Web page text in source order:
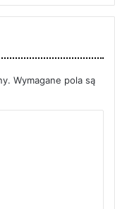
Wymagane pola są